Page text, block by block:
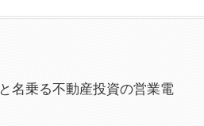
名乗る不動産投資の営業電